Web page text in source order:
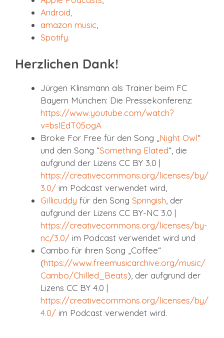
Android,
amazon music
Spotify.
Herzlichen Dank!
Jürgen Klinsmann als Trainer beim FC
Bayern München: Die Pressekonferenz:
https://www.youtube.com/watch?
v=bslEdT05ogA
Broke For Free für den Song „ Night Owl“
und den Song “Something Elated“, die
aufgrund der Lizens CC BY 3.0 |
https://creativecommons.org/licenses/by/
3.0/ im Podcast verwendet wird,
Gillicuddy für den Song Springish , der
aufgrund der Lizens CC BY-NC 3.0 |
https://creativecommons.org/licenses/by-
nc/3.0/ im Podcast verwendet wird und
Cambo für ihren Song „Coffee“
(https://www.freemusicarchive.org/music/
Cambo/Chilled_Beats), der aufgrund der
Lizens CC BY 4.0 |
https://creativecommons.org/licenses/by/
4.0/ im Podcast verwendet wird.